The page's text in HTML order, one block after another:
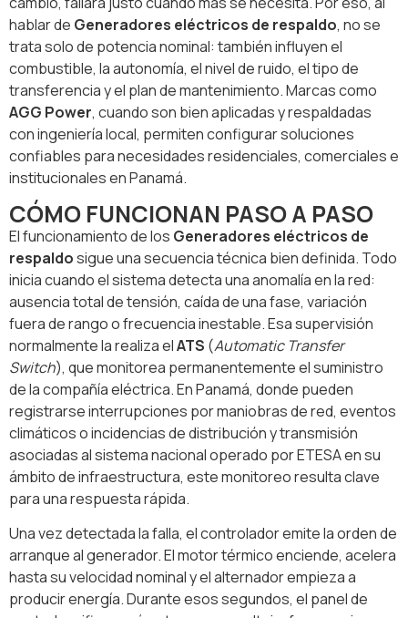
hablar de Generadores eléctricos de respaldo, no se
trata solo de potencia nominal: también influyen el
combustible, la autonomía, el nivel de ruido, el tipo de
transferencia y el plan de mantenimiento. Marcas como
AGG Power, cuando son bien aplicadas y respaldadas
con ingeniería local, permiten configurar soluciones
confiables para necesidades residenciales, comerciales e
institucionales en Panamá.
CÓMO FUNCIONAN PASO A PASO
El funcionamiento de los Generadores eléctricos de
respaldosigue una secuencia técnica bien definida. Todo
inicia cuando el sistema detecta una anomalía en la red:
ausencia total de tensión, caída de una fase, variación
fuera de rango o frecuencia inestable. Esa supervisión
normalmente la realiza elATS (Automatic Transfer
Switch), que monitorea permanentemente el suministro
de la compañía eléctrica. En Panamá, donde pueden
registrarse interrupciones por maniobras de red, eventos
climáticos o incidencias de distribución y transmisión
asociadas al sistema nacional operado por ETESA en su
ámbito de infraestructura, este monitoreo resulta clave
para una respuesta rápida.
Una vez detectada la falla, el controlador emite la orden de
arranque al generador. El motor térmico enciende, acelera
hasta su velocidad nominal y el alternador empieza a
producir energía. Durante esos segundos, el panel de